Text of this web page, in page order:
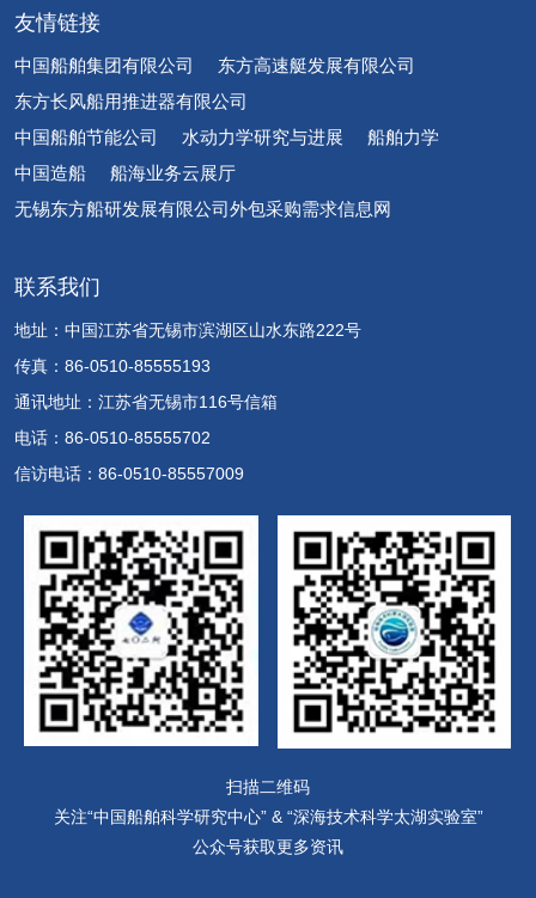
友情链接
中国船舶集团有限公司
东方高速艇发展有限公司
东方长风船用推进器有限公司
中国船舶节能公司
水动力学研究与进展
船舶力学
中国造船
船海业务云展厅
无锡东方船研发展有限公司外包采购需求信息网
联系我们
地址：中国江苏省无锡市滨湖区山水东路222号
传真：86-0510-85555193
通讯地址：江苏省无锡市116号信箱
电话：86-0510-85555702
信访电话：86-0510-85557009
扫描二维码
关注“中国船舶科学研究中心” & “深海技术科学太湖实验室”
公众号获取更多资讯